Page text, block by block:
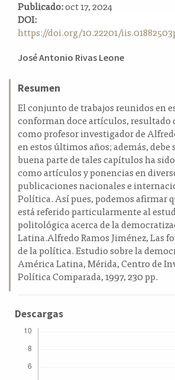
a
l
Publicado:oct 17, 2024
DOI:
https://doi.org/10.22201/
Contenido
del
artículo
José Antonio Rivas Leone
Resumen
El conjunto de trabajos reunidos en
conforman doce artículos, resultado
como profesor investigador de
en estos últimos años; además, debe
buena parte de tales capítulos ha
como artículos y ponencias en
publicaciones nacionales e
Política. Así pues, podemos afirmar
está referido particularmente al
politológica acerca de la
Latina.Alfredo Ramos Jiménez, Las
de la política. Estudio sobre la
América Latina, Mérida, Centro de
Política Comparada, 1997, 230 pp.
Descargas